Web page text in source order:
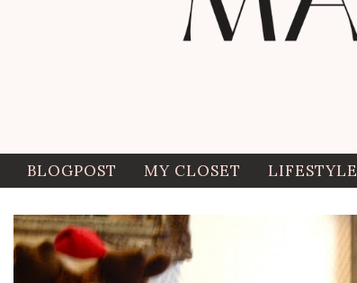
BLOGPOST MY CLOSET LIFESTYLE